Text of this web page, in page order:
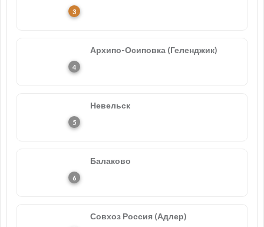
Архипо-Осиповка (Геленджик)
Невельск
Балаково
Совхоз Россия (Адлер)